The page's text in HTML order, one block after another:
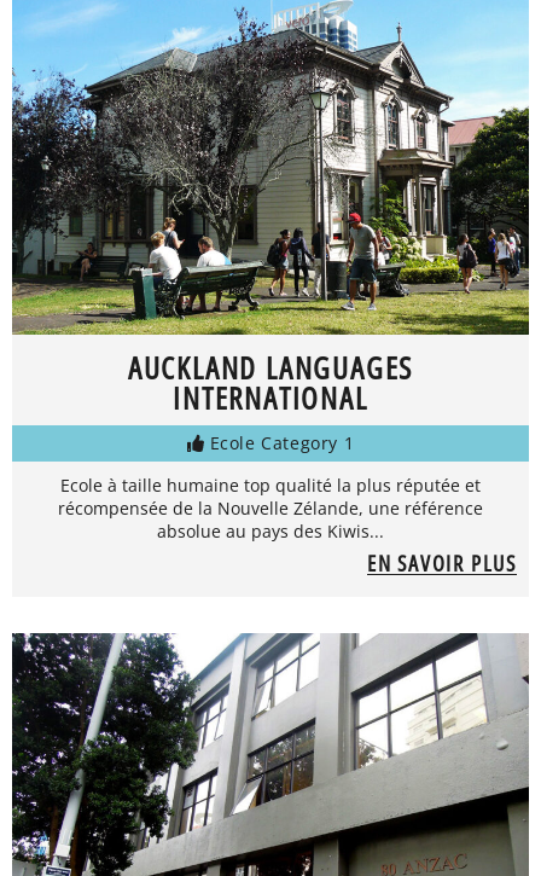
AUCKLAND LANGUAGES
INTERNATIONAL
Ecole Category 1
Ecole à taille humaine top qualité la plus réputée et
récompensée de la Nouvelle Zélande, une référence
absolue au pays des Kiwis...
EN SAVOIR PLUS